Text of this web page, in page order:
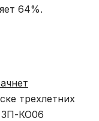
64%.
трехлетних
3П-КО06